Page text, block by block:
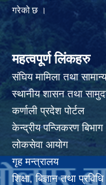
गरेको छ ।
महत्वपूर्ण लिंकहरु
संघिय मामिला तथा
स्थानीय शासन तथा
कर्णाली प्रदेश पोर्टल
केन्द्रीय पन्जिकरण बिभाग
लोकसेवा आयोग
गृह मन्त्रालय
शिक्षा, बिज्ञान तथा